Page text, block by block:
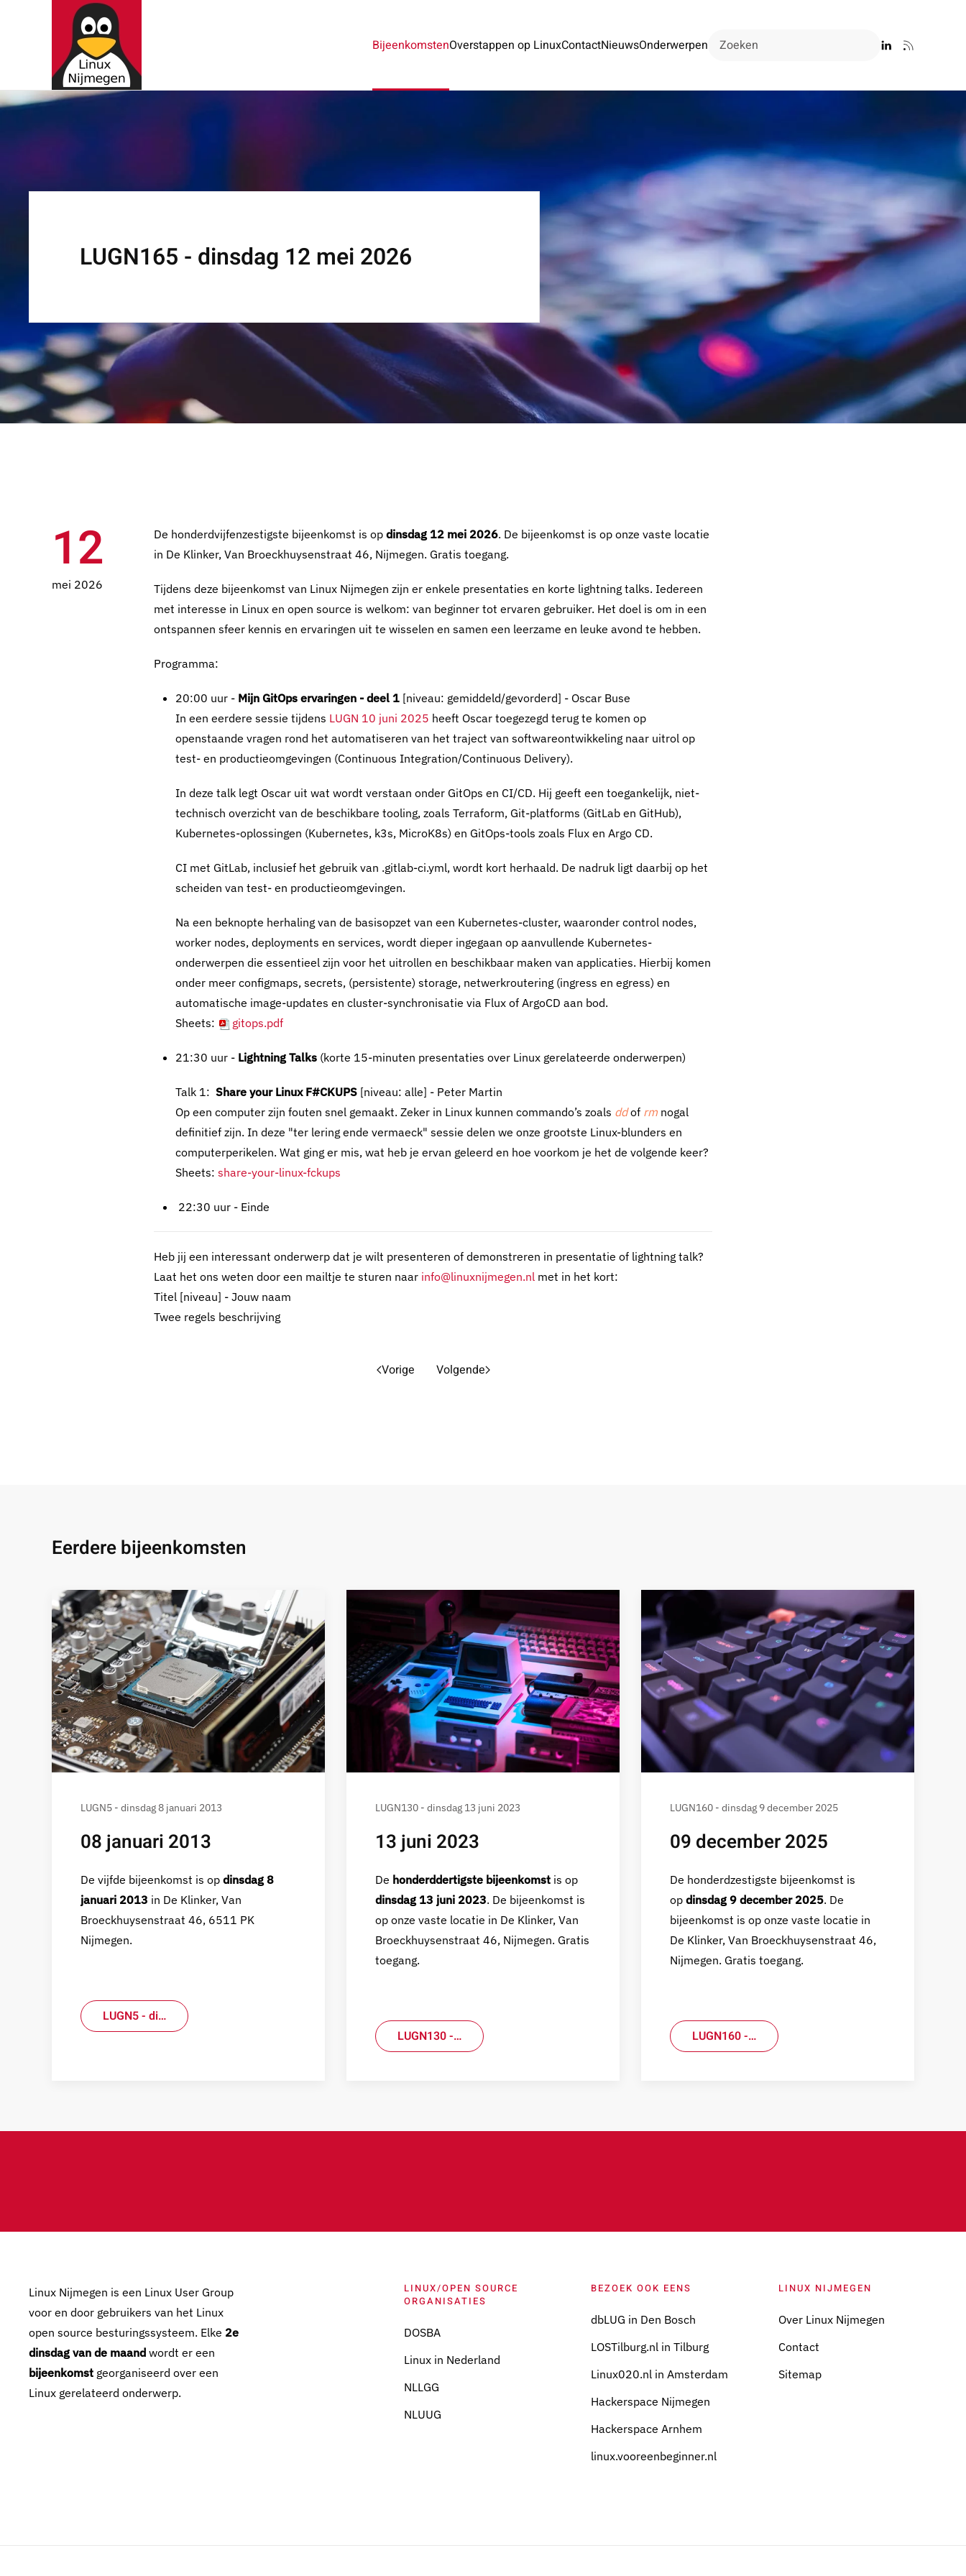
Terug naar hoofdinhoud BijeenkomstenOverstappen op LinuxContactNieuwsOnderwerpen
LUGN165 - dinsdag 12 mei 2026
12
mei 2026
De honderdvijfenzestigste bijeenkomst is opdinsdag 12 mei 2026. De bijeenkomst is op onze vaste locatie
in De Klinker, Van Broeckhuysenstraat 46, Nijmegen. Gratis toegang.
Tijdens deze bijeenkomst van Linux Nijmegen zijn er enkele presentaties en korte lightning talks. Iedereen
met interesse in Linux en open source is welkom: van beginner tot ervaren gebruiker. Het doel is om in een
ontspannen sfeer kennis en ervaringen uit te wisselen en samen een leerzame en leuke avond te hebben.
Programma:
20:00 uur - Mijn GitOps ervaringen - deel 1 [niveau: gemiddeld/gevorderd] - Oscar Buse
In een eerdere sessie tijdens LUGN 10 juni 2025 heeft Oscar toegezegd terug te komen op
openstaande vragen rond het automatiseren van het traject van softwareontwikkeling naar uitrol op
test- en productieomgevingen (Continuous Integration/Continuous Delivery).
In deze talk legt Oscar uit wat wordt verstaan onder GitOps en CI/CD. Hij geeft een toegankelijk, niet-
technisch overzicht van de beschikbare tooling, zoals Terraform, Git-platforms (GitLab en GitHub),
Kubernetes-oplossingen (Kubernetes, k3s, MicroK8s) en GitOps-tools zoals Flux en Argo CD.
CI met GitLab, inclusief het gebruik van .gitlab-ci.yml, wordt kort herhaald. De nadruk ligt daarbij op het
scheiden van test- en productieomgevingen.
Na een beknopte herhaling van de basisopzet van een Kubernetes-cluster, waaronder control nodes,
worker nodes, deployments en services, wordt dieper ingegaan op aanvullende Kubernetes-
onderwerpen die essentieel zijn voor het uitrollen en beschikbaar maken van applicaties. Hierbij komen
onder meer configmaps, secrets, (persistente) storage, netwerkroutering (ingress en egress) en
automatische image-updates en cluster-synchronisatie via Flux of ArgoCD aan bod.
Sheets:
gitops.pdf
21:30 uur - Lightning Talks (korte 15-minuten presentaties over Linux gerelateerde onderwerpen)
Talk 1:Share your Linux F#CKUPS [niveau: alle] - Peter Martin
Op een computer zijn fouten snel gemaakt. Zeker in Linux kunnen commando’s zoals ddof rm nogal
definitief zijn. In deze "ter lering ende vermaeck" sessie delen we onze grootste Linux-blunders en
computerperikelen. Wat ging er mis, wat heb je ervan geleerd en hoe voorkom je het de volgende keer?
Sheets:share-your-linux-fckups
22:30 uur - Einde
Heb jij een interessant onderwerp dat je wilt presenteren of demonstreren in presentatie of lightning talk?
Laat het ons weten door een mailtje te sturen naar info@linuxnijmegen.nl met in het kort:
Titel [niveau] - Jouw naam
Twee regels beschrijving
Vorige Volgende
Eerdere bijeenkomsten
LUGN5 - dinsdag 8 januari 2013
08 januari 2013
De vijfde bijeenkomst is op dinsdag 8
januari 2013 in De Klinker, Van
Broeckhuysenstraat 46, 6511 PK
Nijmegen.
LUGN5 - di…
LUGN130 - dinsdag 13 juni 2023
13 juni 2023
De honderddertigste bijeenkomst is op
dinsdag 13 juni 2023. De bijeenkomst is
op onze vaste locatie in De Klinker, Van
Broeckhuysenstraat 46, Nijmegen. Gratis
toegang.
LUGN130 -…
LUGN160 - dinsdag 9 december 2025
09 december 2025
De honderdzestigste bijeenkomst is
op dinsdag 9 december 2025. De
bijeenkomst is op onze vaste locatie in
De Klinker, Van Broeckhuysenstraat 46,
Nijmegen. Gratis toegang.
LUGN160 -…
Linux Nijmegen is een Linux User Group
voor en door gebruikers van het Linux
open source besturingssysteem. Elke 2e
dinsdag van de maand wordt er een
bijeenkomst georganiseerd over een
Linux gerelateerd onderwerp.
LINUX/OPEN SOURCE
ORGANISATIES
DOSBA
Linux in Nederland
NLLGG
NLUUG
BEZOEK OOK EENS
dbLUG in Den Bosch
LOSTilburg.nl in Tilburg
Linux020.nl in Amsterdam
Hackerspace Nijmegen
Hackerspace Arnhem
linux.vooreenbeginner.nl
LINUX NIJMEGEN
Over Linux Nijmegen
Contact
Sitemap